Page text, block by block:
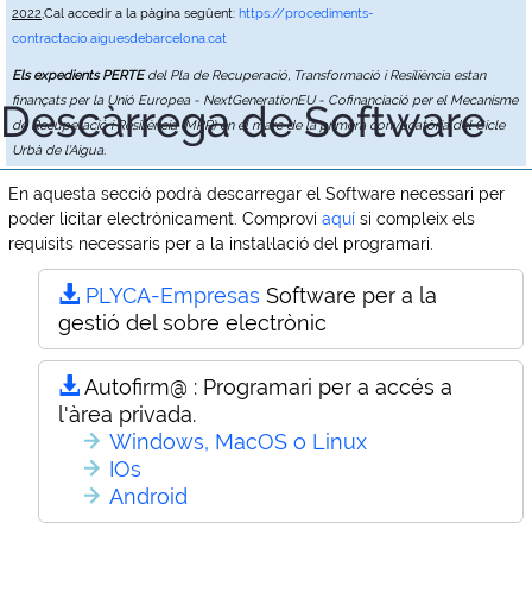
2022,Cal accedir a la pàgina següent: https://procediments-
contractacio.aiguesdebarcelona.cat
Els expedients PERTEdel Pla de Recuperació, Transformació i Resiliència estan
finançats per la Unió Europea - NextGenerationEU - Cofinanciació per el Mecanisme
de Recuperació i Resiliència (MRR) en el marc de la primera convocatòria del Cicle
Urbà de l'Aigua.
Descàrrega de Software
En aquesta secció podrà descarregar el Software necessari per
poder licitar electrònicament. Comprovi aquí si compleix els
requisits necessaris per a la instal·lació del programari.
PLYCA-Empresas Software per a la
gestió del sobre electrònic
Autofirm@ : Programari per a accés a
l'àrea privada.
Windows, MacOS o Linux
IOs
Android